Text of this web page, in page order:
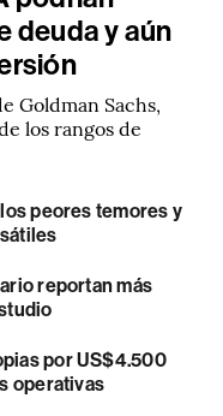
deuda y aún
Goldman Sachs,
los rangos de
peores temores y
reportan más
por US$4.500
operativas